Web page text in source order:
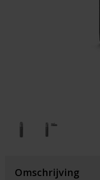
Omschrijving